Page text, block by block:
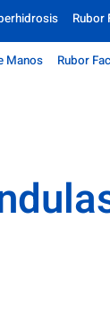
Rubor
Manos Rubor